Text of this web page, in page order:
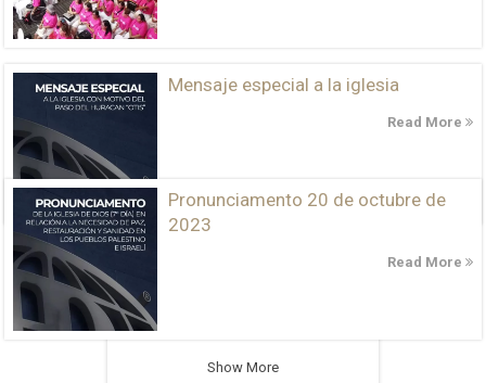
Mensaje especial a la iglesia
Read More
Pronunciamento 20 de octubre de
2023
Read More
Show More